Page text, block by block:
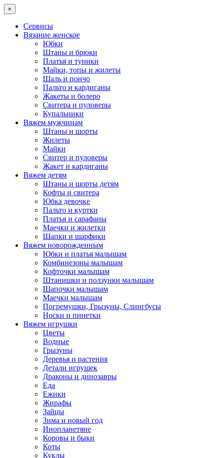
×
Сервисы
Вязание женское
Юбки
Штаны и брюки
Платья и туники
Майки, топы и жилеты
Шаль и пончо
Пальто и кардиганы
Жакеты и болеро
Свитера и пуловеры
Купальники
Вяжем мужчинам
Штаны и шорты
Жилеты
Майки
Свитер и пуловеры
Жакет и кардиганы
Вяжем детям
Штаны и шорты детям
Кофты и свитера
Юбка девочке
Пальто и куртки
Платья и сарафаны
Маечки и жилетки
Шапки и шарфики
Вяжем новорожденным
Юбки и платья малышам
Комбинезоны малышам
Кофточки малышам
Штанишки и ползунки малышам
Шапочки малышам
Маечки малышам
Погремушки, Грызуны, Слингбусы
Носки и пинетки
Вяжем игрушки
Цветы
Водные
Грызуны
Деревья и растения
Детали игрушек
Драконы и динозавры
Еда
Ежики
Жирафы
Зайцы
Зима и новый год
Инопланетяне
Коровы и быки
Коты
Куклы